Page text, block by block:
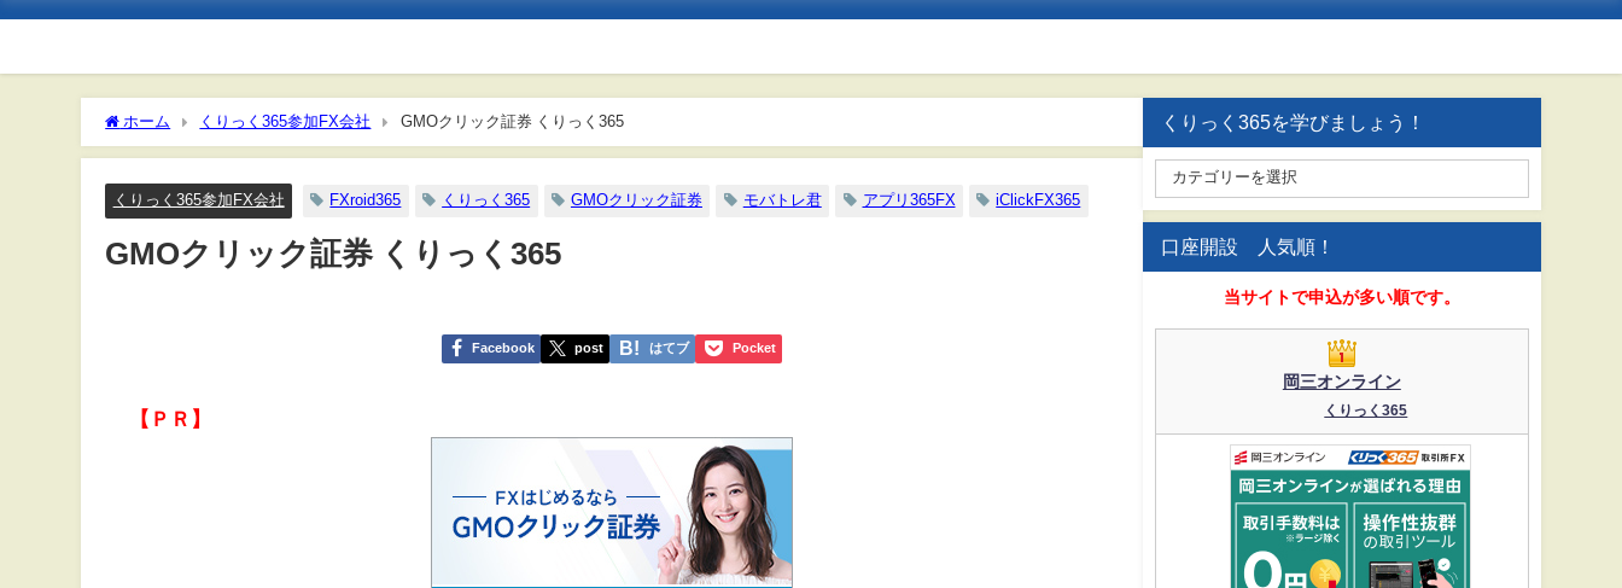
ホーム くりっく365参加FX会社 GMOクリック証券 くりっく365
くりっく365参加FX会社 FXroid365 くりっく365 GMOクリック証券 モバトレ君 アプリ365FX iClickFX365
GMOクリック証券 くりっく365
Facebook post はてブ Pocket
【ＰＲ】
くりっく365を学びましょう！
口座開設 人気順！
当サイトで申込が多い順です。
岡三オンライン
くりっく365